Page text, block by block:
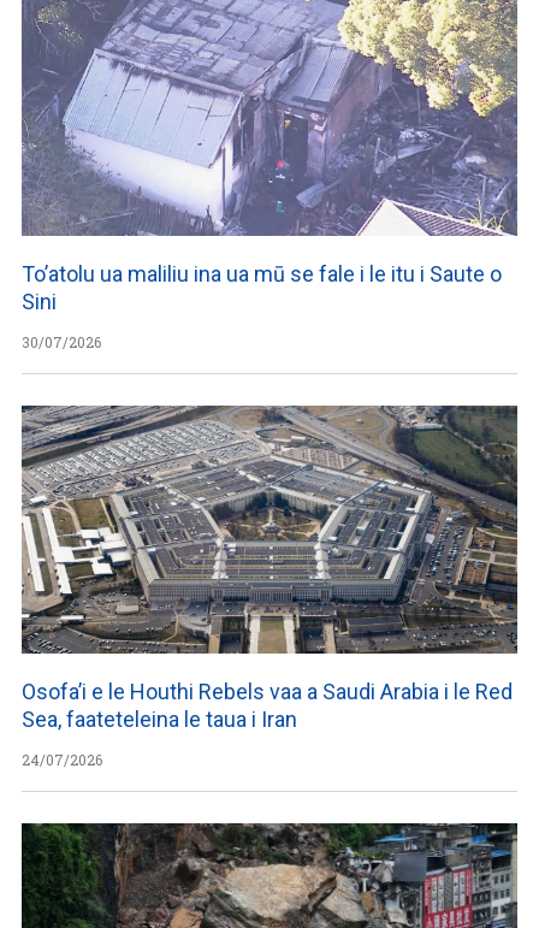
To’atolu ua maliliu ina ua mū se fale i le itu i Saute o
Sini
30/07/2026
Osofa’i e le Houthi Rebels vaa a Saudi Arabia i le Red
Sea, faateteleina le taua i Iran
24/07/2026